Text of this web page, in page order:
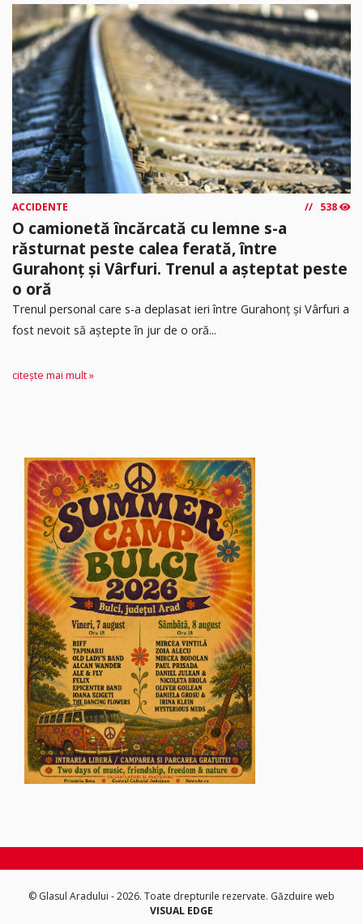
ACCIDENTE 538
O camionetă încărcată cu lemne s-a
răsturnat peste calea ferată, între
Gurahonț și Vârfuri. Trenul a așteptat peste
o oră
Trenul personal care s-a deplasat ieri între Gurahonț și Vârfuri a
fost nevoit să aștepte în jur de o oră...
citește mai mult »
© Glasul Aradului - 2026. Toate drepturile rezervate. Găzduire web
VISUAL EDGE